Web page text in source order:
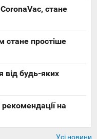
стане
стане простіше
від будь-яких
на
Усі новини